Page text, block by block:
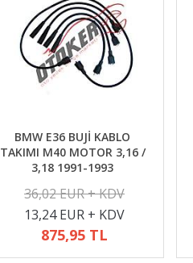
BMW E36 BUJİ KABLO
TAKIMI M40 MOTOR 3,16 /
3,18 1991-1993
36,02 EUR + KDV
13,24 EUR + KDV
875,95 TL